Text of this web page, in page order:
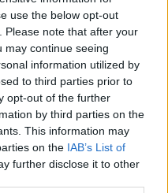
use the below opt-out
Please note that after your
may continue seeing
information utilized by
to third parties prior to
opt-out of the further
by third parties on the
This information may
on the IAB’s List of
further disclose it to other
πατώνταςΕΔΩ
Proson.gr, ώστε να
τις προσλήψεις